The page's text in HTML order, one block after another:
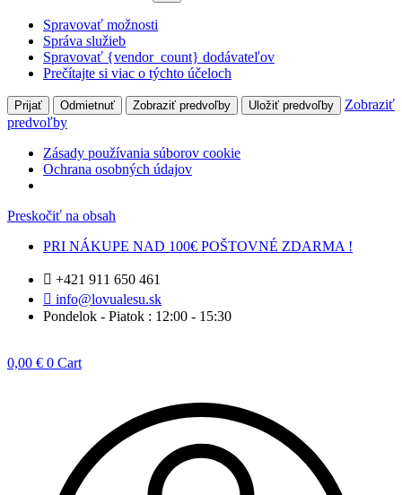
Spravovať možnosti
Správa služieb
Spravovať {vendor_count} dodávateľov
Prečítajte si viac o týchto účeloch
Prijať Odmietnuť Zobraziť predvoľby Uložiť predvoľby
Zobraziť
predvoľby
Zásady používania súborov cookie
Ochrana osobných údajov
Preskočiť na obsah
PRI NÁKUPE NAD 100€ POŠTOVNÉ ZDARMA !
+421 911 650 461
info@lovualesu.sk
Pondelok - Piatok : 12:00 - 15:30
0,00 € 0 Cart